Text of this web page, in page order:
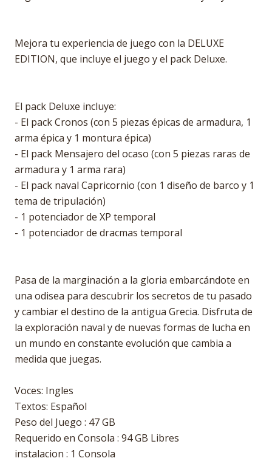
Mejora tu experiencia de juego con la DELUXE
EDITION, que incluye el juego y el pack Deluxe.
El pack Deluxe incluye:
- El pack Cronos (con 5 piezas épicas de armadura, 1
arma épica y 1 montura épica)
- El pack Mensajero del ocaso (con 5 piezas raras de
armadura y 1 arma rara)
- El pack naval Capricornio (con 1 diseño de barco y 1
tema de tripulación)
- 1 potenciador de XP temporal
- 1 potenciador de dracmas temporal
Pasa de la marginación a la gloria embarcándote en
una odisea para descubrir los secretos de tu pasado
y cambiar el destino de la antigua Grecia. Disfruta de
la exploración naval y de nuevas formas de lucha en
un mundo en constante evolución que cambia a
medida que juegas.
Voces: Ingles
Textos: Español
Peso del Juego : 47 GB
Requerido en Consola : 94 GB Libres
instalacion : 1 Consola